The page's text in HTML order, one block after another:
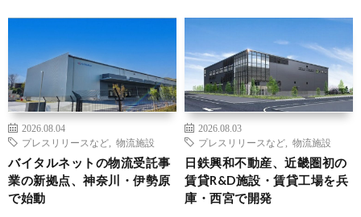
2026.08.04
プレスリリースなど
物流施設
バイタルネットの物流受託事
業の新拠点、神奈川・伊勢原
で始動
2026.08.03
プレスリリースなど
物流施設
日鉄興和不動産、近畿圏初の
賃貸R&D施設・賃貸工場を兵
庫・西宮で開発